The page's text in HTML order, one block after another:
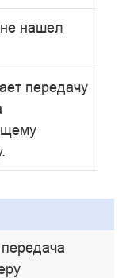
нашел
передачу